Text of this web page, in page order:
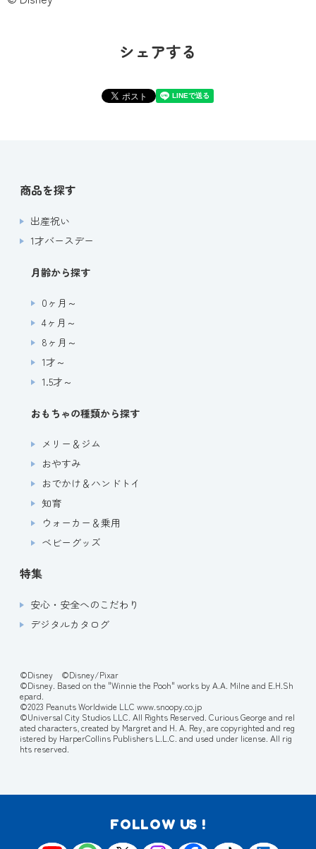
シェアする
商品を探す
出産祝い
1才バースデー
月齢から探す
0ヶ月～
4ヶ月～
8ヶ月～
1才～
1.5才～
おもちゃの種類から探す
メリー＆ジム
おやすみ
おでかけ＆ハンドトイ
知育
ウォーカー＆乗用
ベビーグッズ
特集
安心・安全へのこだわり
デジタルカタログ
©Disney ©Disney/Pixar
©Disney. Based on the "Winnie the Pooh" works by A.A. Milne and E.H.Sh
epard.
©2023 Peanuts Worldwide LLC www.snoopy.co.jp
©Universal City Studios LLC. All Rights Reserved. Curious George and rel
ated characters, created by Margret and H. A. Rey, are copyrighted and reg
istered by HarperCollins Publishers L.L.C. and used under license. All rig
hts reserved.
FOLLOW US !